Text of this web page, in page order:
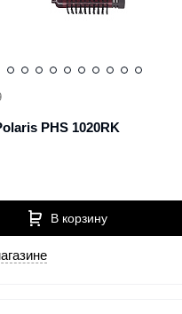
PHS 1020RK
В корзину